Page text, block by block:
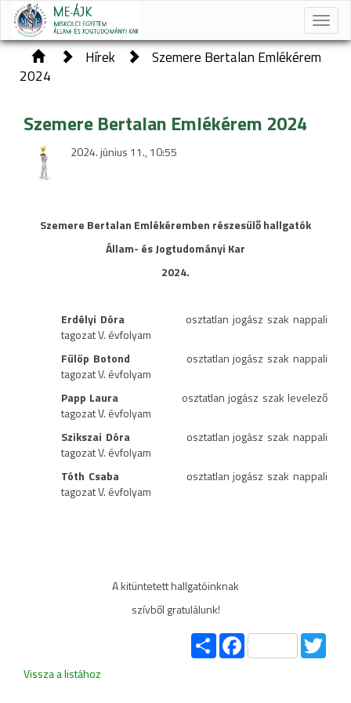
Toggle
Hírek
Szemere Bertalan Emlékérem
2024
Szemere Bertalan Emlékérem 2024
2024. június 11., 10:55
Szemere Bertalan Emlékéremben részesülő hallgatók
Állam- és Jogtudományi Kar
2024.
Erdélyi Dóra
osztatlan jogász szak nappali
tagozat V. évfolyam
Fülöp Botond osztatlan jogász szak nappali
tagozat V. évfolyam
Papp Laura
osztatlan jogász szak levelező
tagozat V. évfolyam
Szikszai Dóraosztatlan jogász szak nappali
tagozat V. évfolyam
Tóth Csaba osztatlan jogász szak nappali
tagozat V. évfolyam
A kitüntetett hallgatóinknak
szívből gratulálunk!
ShareFacebook
Vissza a listához